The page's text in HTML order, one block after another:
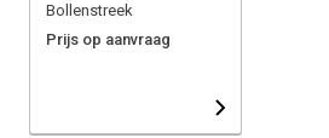
Bollenstreek
Prijs op aanvraag